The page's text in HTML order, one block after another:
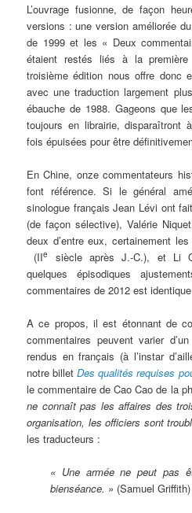
L’ouvrage fusionne, de façon
versions : une version améliorée
de 1999 et les « Deux
étaient restés liés à la
troisième édition nous offre donc
avec une traduction largement
ébauche de 1988. Gageons que
toujours en librairie, disparaîtront
fois épuisées pour être
En Chine, onze commentateurs
font référence. Si le général
sinologue français Jean Lévi ont
(de façon sélective), Valérie
deux d’entre eux, certainement
(IIe siècle après J.-C.), et Li
quelques épisodiques
commentaires de 2012 est
A ce propos, il est étonnant de
commentaires peuvent varier
rendus en français (à l’instar
notre billetDes qualités requises
le commentaire de Cao Cao de la
ne connaît pas les affaires des
organisation, les officiers sont
les traducteurs :
« Une armée ne peut pas
bienséance. » (Samuel Griffith)